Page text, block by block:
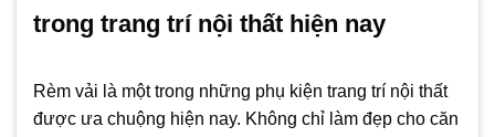
trong trang trí nội thất hiện nay
Rèm vải là một trong những phụ kiện trang trí nội thất
được ưa chuộng hiện nay. Không chỉ làm đẹp cho căn